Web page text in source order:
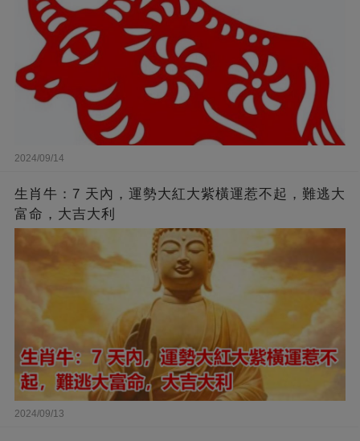
2024/09/14
生肖牛：7 天內，運勢大紅大紫橫運惹不起，難逃大
富命，大吉大利
2024/09/13